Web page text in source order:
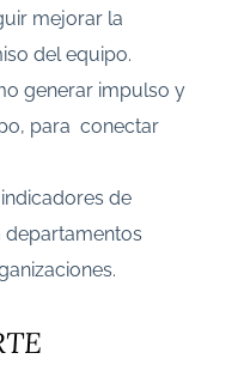
mejorar la
del equipo.
generar impulso y
para conectar
de
departamentos